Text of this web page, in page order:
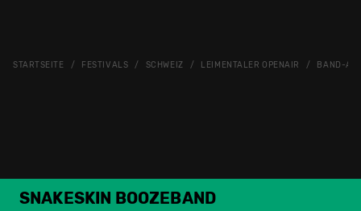
STARTSEITE FESTIVALS SCHWEIZ LEIMENTALER OPENAIR BAND-
SNAKESKIN BOOZEBAND